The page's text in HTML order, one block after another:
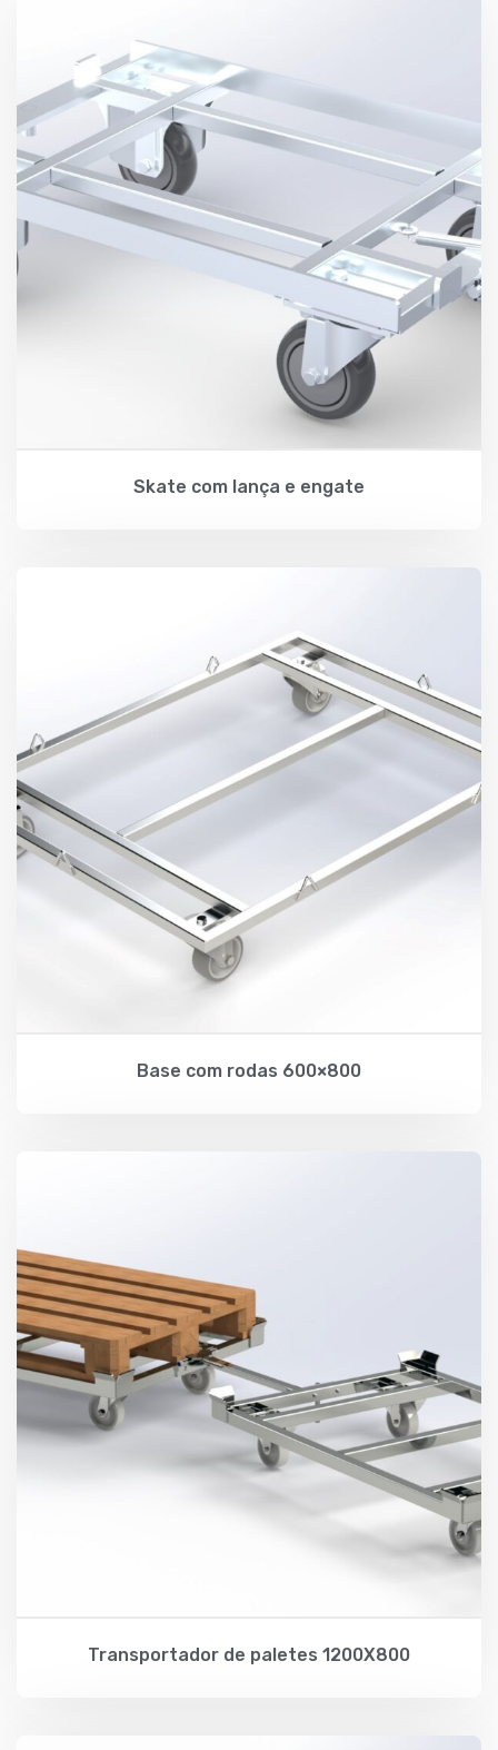
Skate com lança e engate
Base com rodas 600×800
Transportador de paletes 1200X800